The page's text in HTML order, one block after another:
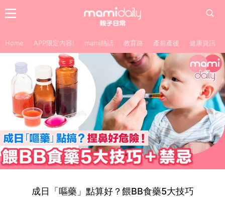
Home APP限定內容! mami熱話 教育路 產前產後 健康資訊
成日「嘔藥」點算好？餵BB食藥5大技巧